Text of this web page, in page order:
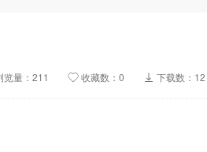
览量：211 收藏数：0 下载数：12